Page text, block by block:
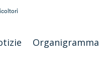
Organigramma